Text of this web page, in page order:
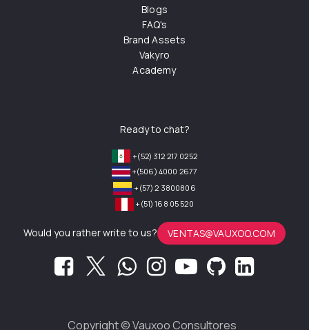
Blogs
FAQ's
Brand Assets
Vakyro
Academy
Ready to chat?
+(52) 312 217 0252
+(506) 4000 2677
+(57) 2 3800806
+(51) 168 05 520
Would you rather write to us? VENTAS@VAUXOO.COM
Copyright ©Vauxoo Consultores